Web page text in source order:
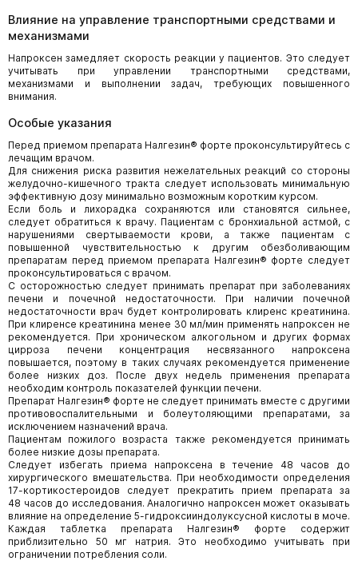
Влияние на управление транспортными средствами и
механизмами
Напроксен замедляет скорость реакции у пациентов. Это следует
учитывать при управлении транспортными средствами,
механизмами и выполнении задач, требующих повышенного
внимания.
Особые указания
Перед приемом препарата Налгезин® форте проконсультируйтесь с
лечащим врачом.
Для снижения риска развития нежелательных реакций со стороны
желудочно-кишечного тракта следует использовать минимальную
эффективную дозу минимально возможным коротким курсом.
Если боль и лихорадка сохраняются или становятся сильнее,
следует обратиться к врачу. Пациентам с бронхиальной астмой, с
нарушениями свертываемости крови, а также пациентам с
повышенной чувствительностью к другим обезболивающим
препаратам перед приемом препарата Налгезин® форте следует
проконсультироваться с врачом.
С осторожностью следует принимать препарат при заболеваниях
печени и почечной недостаточности. При наличии почечной
недостаточности врач будет контролировать клиренс креатинина.
При клиренсе креатинина менее 30 мл/мин применять напроксен не
рекомендуется. При хроническом алкогольном и других формах
цирроза печени концентрация несвязанного напроксена
повышается, поэтому в таких случаях рекомендуется применение
более низких доз. После двух недель применения препарата
необходим контроль показателей функции печени.
Препарат Налгезин® форте не следует принимать вместе с другими
противовоспалительными и болеутоляющими препаратами, за
исключением назначений врача.
Пациентам пожилого возраста также рекомендуется принимать
более низкие дозы препарата.
Следует избегать приема напроксена в течение 48 часов до
хирургического вмешательства. При необходимости определения
17-кортикостероидов следует прекратить прием препарата за
48 часов до исследования. Аналогично напроксен может оказывать
влияние на определение 5-гидроксииндолуксусной кислоты в моче.
Каждая таблетка препарата Налгезин® форте содержит
приблизительно 50 мг натрия. Это необходимо учитывать при
ограничении потребления соли.